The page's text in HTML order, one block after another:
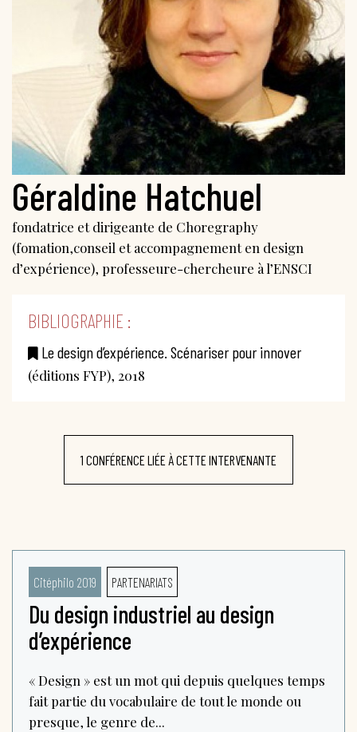
Géraldine Hatchuel
fondatrice et dirigeante de Choregraphy
(fomation,conseil et accompagnement en design
d’expérience), professeure-chercheure à l’ENSCI
BIBLIOGRAPHIE :
Le design d’expérience. Scénariser pour innover
(éditions FYP), 2018
1 CONFÉRENCE LIÉE À CETTE INTERVENANTE
Citéphilo 2019 PARTENARIATS
Du design industriel au design
d’expérience
« Design » est un mot qui depuis quelques temps
fait partie du vocabulaire de tout le monde ou
presque, le genre de...